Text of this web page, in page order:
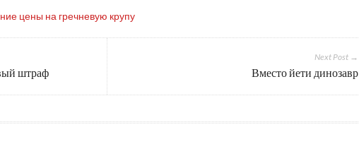
цены на гречневую крупу
Next Post →
Вместо йети динозавр
штраф